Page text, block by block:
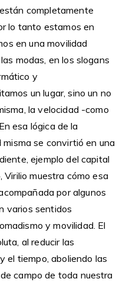
completamente
lo tanto estamos en
en una movilidad
modas, en los slogans
y
un lugar, sino un no
la velocidad -como
esa lógica de la
se convirtió en una
ejemplo del capital
Virilio muestra cómo esa
por algunos
varios sentidos
y movilidad. El
al reducir las
el tiempo, aboliendo las
campo de toda nuestra